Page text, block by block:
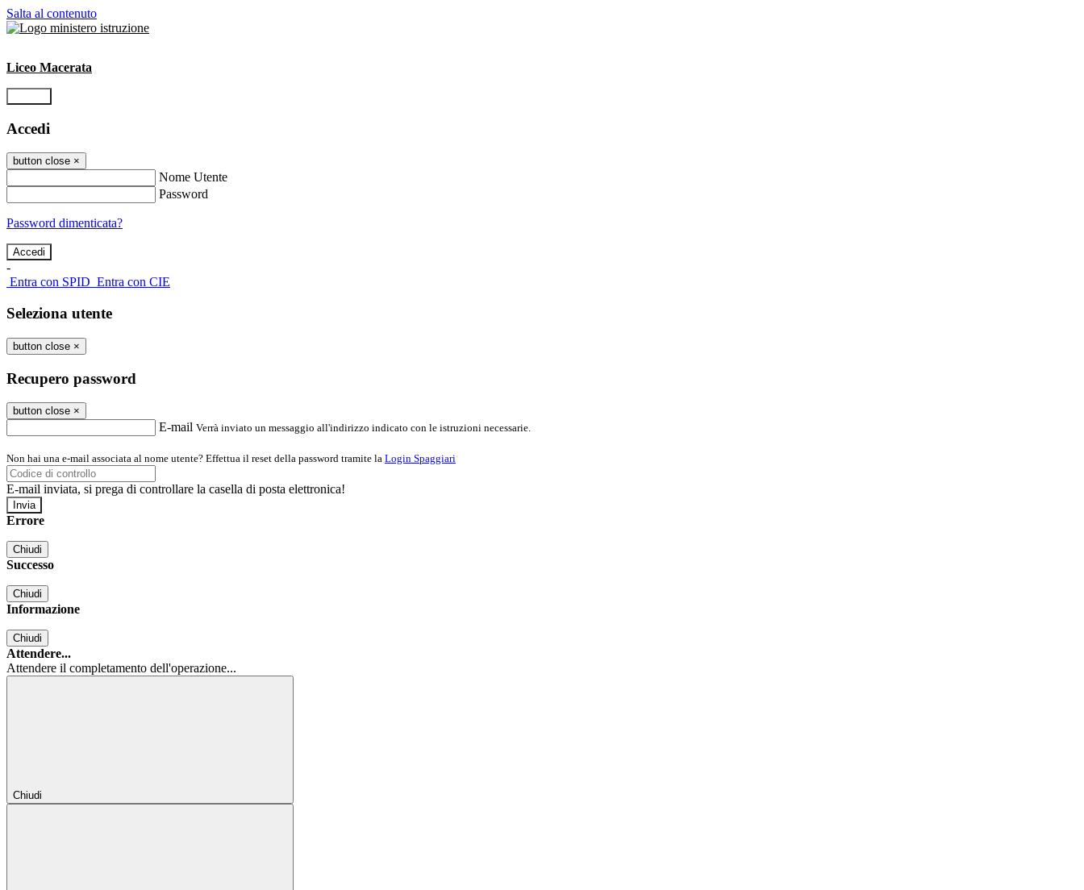
Salta al contenuto
Liceo Macerata
Accedi
button close ×
Nome Utente
Password
Password dimenticata?
-
Entra con SPID Entra con CIE
Seleziona utente
button close ×
Recupero password
button close ×
E-mail Verrà inviato un messaggio all'indirizzo indicato con le istruzioni necessarie.
Non hai una e-mail associata al nome utente? Effettua il reset della password tramite la Login Spaggiari
E-mail inviata, si prega di controllare la casella di posta elettronica!
Errore
Chiudi
Successo
Chiudi
Informazione
Chiudi
Attendere...
Attendere il completamento dell'operazione...
Chiudi